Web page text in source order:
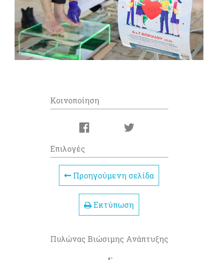
Κοινοποίηση
Επιλογές
Προηγούμενη σελίδα
Εκτύπωση
Πυλώνας Βιώσιμης Ανάπτυξης